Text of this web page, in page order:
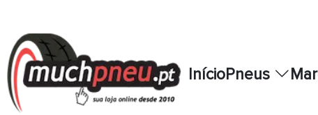
InícioPneus